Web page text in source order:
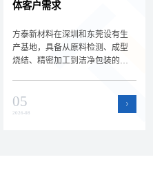
体客户需求
方泰新材料在深圳和东莞设有生
产基地，具备从原料检测、成型
烧结、精密加工到洁净包装的全
能力，为半导体设备客户的批量
订单和紧急需求提供支持。
05
2026-08